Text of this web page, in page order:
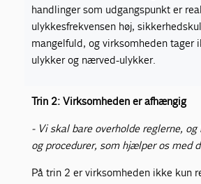
handlinger som udgangspunkt er
ulykkesfrekvensen høj,
mangelfuld, og virksomheden tager
ulykker og nærved-ulykker.
Trin 2: Virksomheden er afhængig
- Vi skal bare overholde reglerne,
og procedurer, som hjælper os med
På trin 2 er virksomheden ikke kun